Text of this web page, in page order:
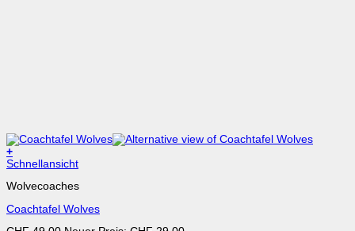
+
Dieses
weist
Varianten
Schnellansicht
Wolvecoaches
Coachtafel Wolves